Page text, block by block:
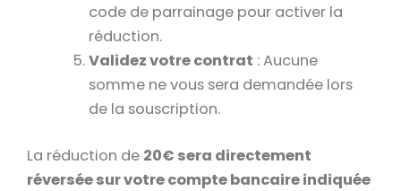
code de parrainage pour activer la
réduction.
Validez votre contrat : Aucune
somme ne vous sera demandée lors
de la souscription.
La réduction de 20€ sera directement
réversée sur votre compte bancaire indiquée